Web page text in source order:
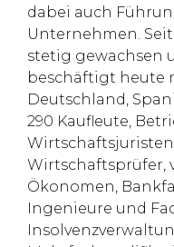
dabei auch
Unternehmen. Seit
stetig gewachsen
beschäftigt heute
Deutschland,
290 Kaufleute,
Wirtschaftsprüfer,
Ökonomen,
Ingenieure und